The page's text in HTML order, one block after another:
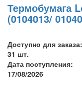
Термобумага
(0104013/
Доступно для заказа:
31 шт.
Дата поступления:
17/08/2026